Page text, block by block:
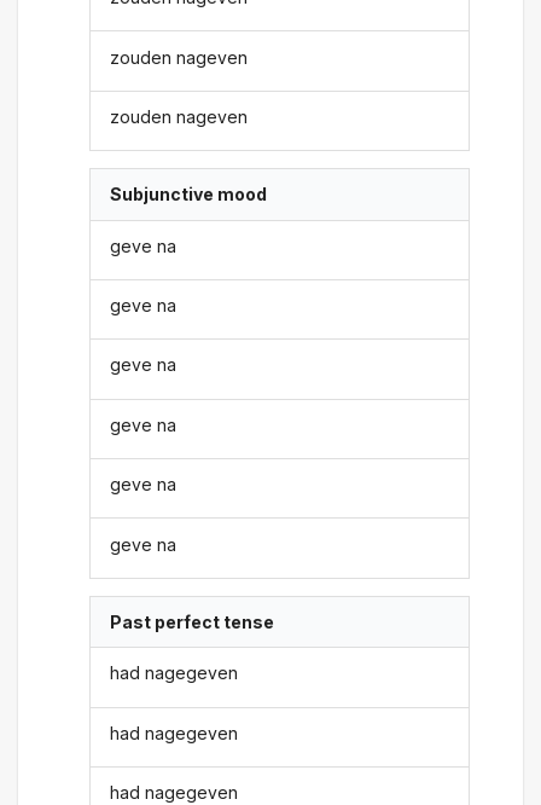
zouden nageven
zouden nageven
Subjunctive mood
geve na
geve na
geve na
geve na
geve na
geve na
Past perfect tense
had nagegeven
had nagegeven
had nagegeven